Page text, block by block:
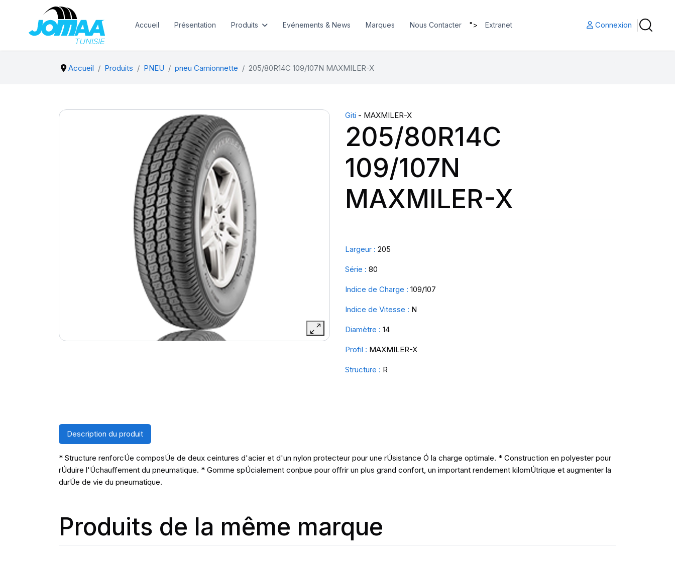
Accueil Présentation Produits Evénements & News Marques Nous Contacter "> Extranet Connexion
Accueil Produits PNEU pneu Camionnette 205/80R14C 109/107N MAXMILER-X
Giti - MAXMILER-X
205/80R14C
109/107N
MAXMILER-X
Largeur : 205
Série : 80
Indice de Charge : 109/107
Indice de Vitesse : N
Diamètre : 14
Profil : MAXMILER-X
Structure : R
Description du produit
* Structure renforcÚe composÚe de deux ceintures d'acier et d'un nylon protecteur pour une rÚsistance Ó la charge optimale. * Construction en polyester pour
rÚduire l'Úchauffement du pneumatique. * Gomme spÚcialement conþue pour offrir un plus grand confort, un important rendement kilomÚtrique et augmenter la
durÚe de vie du pneumatique.
Produits de la même marque